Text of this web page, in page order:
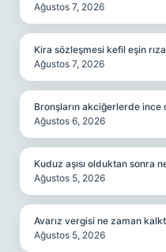
Ağustos 7, 2026
Kira sözleşmesi kefil eşin
Ağustos 7, 2026
Bronşların akciğerlerde ince
Ağustos 6, 2026
Kuduz aşısı olduktan sonra
Ağustos 5, 2026
Avarız vergisi ne zaman
Ağustos 5, 2026